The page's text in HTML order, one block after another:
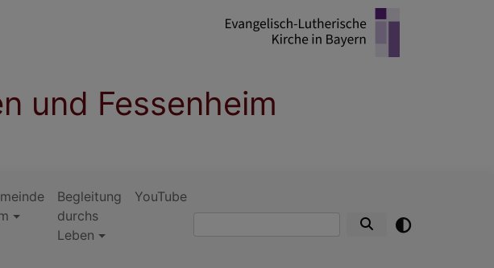
und Fessenheim
Begleitung
durchs
Leben
YouTube